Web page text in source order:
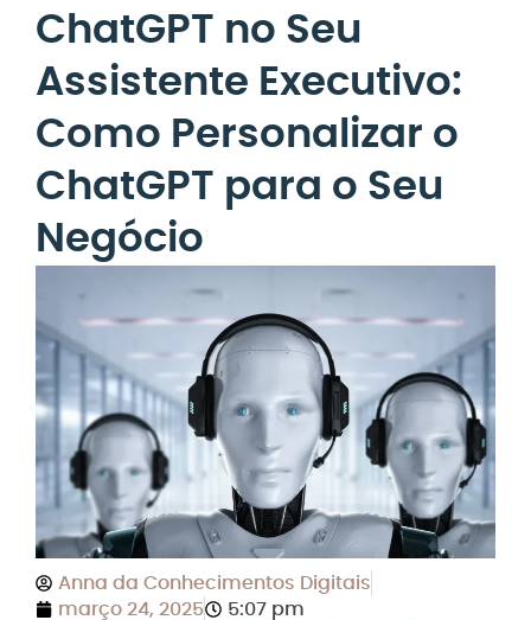
ChatGPT no Seu
Assistente Executivo:
Como Personalizar o
ChatGPT para o Seu
Negócio
Anna da Conhecimentos Digitais
março 24, 2025
5:07 pm